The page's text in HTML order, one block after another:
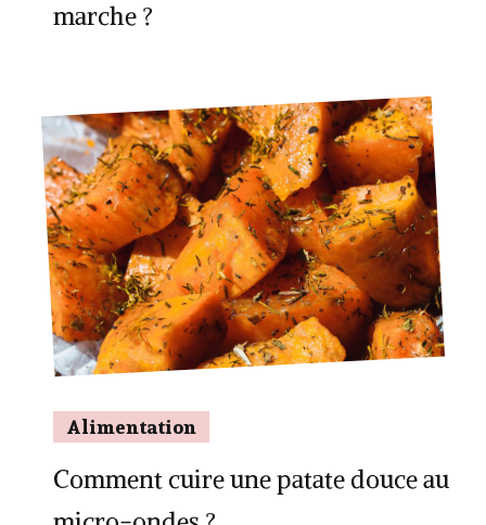
marche ?
Alimentation
Comment cuire une patate douce au